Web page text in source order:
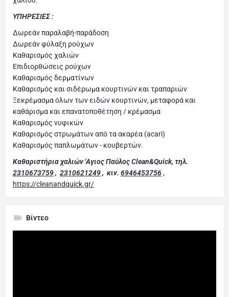
ΥΠΗΡΕΣΙΕΣ :
Δωρεάν παραλαβή-παράδοση
Δωρεάν φύλαξη ρούχων
Καθαρισμός χαλιών
Επιδιορθώσεις ρούχων
Καθαρισμός δερματίνων
Καθαρισμός και σιδέρωμα κουρτινών και τραπαριών
Ξεκρέμασμα όλων των ειδών κουρτινών, μεταφορά και
καθάρισμα και επανατοποθέτηση / κρέμασμα
Καθαρισμός νυφικών
Καθαρισμός στρωμάτων από τα ακαρέα (acari)
Καθαρισμός παπλωμάτων - κουβερτών.
Καθαριστήρια χαλιών 'Αγιος Παύλος Clean&Quick, τηλ.
2310673759, 2310621249, κιν. 6946453756 ,
https://cleanandquick.gr/
Βίντεο